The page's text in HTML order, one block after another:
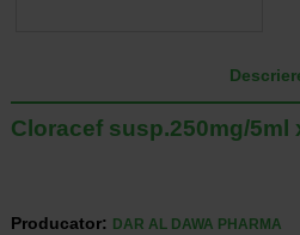
Cloracef susp.250mg/5ml
Producator:
DAR AL DAWA PHARMA